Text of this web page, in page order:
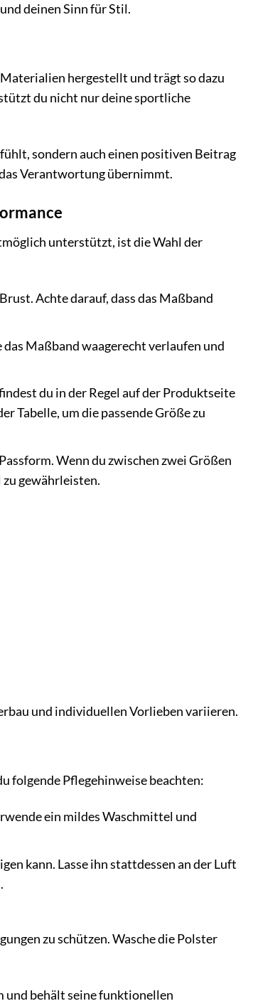
deinen Sinn für Stil.
hergestellt und trägt so dazu
du nicht nur deine sportliche
sondern auch einen positiven Beitrag
Verantwortung übernimmt.
unterstützt, ist die Wahl der
Achte darauf, dass das Maßband
Maßband waagerecht verlaufen und
du in der Regel auf der Produktseite
Tabelle, um die passende Größe zu
Wenn du zwischen zwei Größen
zu gewährleisten.
und individuellen Vorlieben variieren.
folgende Pflegehinweise beachten:
ein mildes Waschmittel und
kann. Lasse ihn stattdessen an der Luft
zu schützen. Wasche die Polster
und behält seine funktionellen